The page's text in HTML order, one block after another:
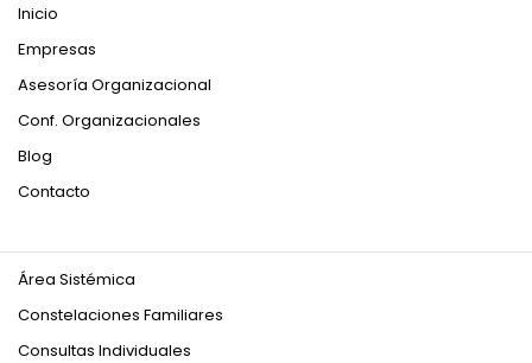
Inicio
Empresas
Asesoría Organizacional
Conf. Organizacionales
Blog
Contacto
Área Sistémica
Constelaciones Familiares
Consultas Individuales